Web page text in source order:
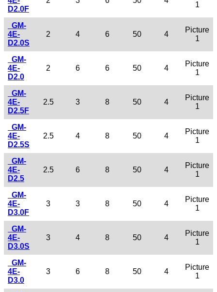
D2.0F
1
GM-
4E-
D2.0S
2 4 6 50 4
Picture
1
GM-
4E-
D2.0
2 6 6 50 4
Picture
1
GM-
4E-
D2.5F
2.5 3 8 50 4
Picture
1
GM-
4E-
D2.5S
2.5 4 8 50 4
Picture
1
GM-
4E-
D2.5
2.5 6 8 50 4
Picture
1
GM-
4E-
D3.0F
3 3 8 50 4
Picture
1
GM-
4E-
D3.0S
3 4 8 50 4
Picture
1
GM-
4E-
D3.0
3 6 8 50 4
Picture
1